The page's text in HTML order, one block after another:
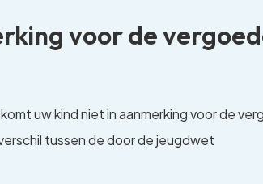
voor de
uw kind niet in aanmerking voor de
tussen de door de jeugdwet